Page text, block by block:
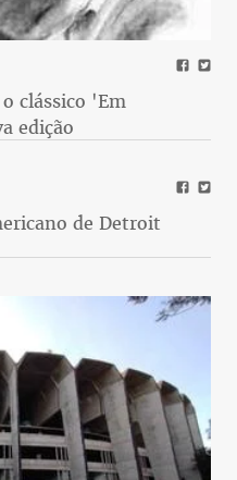
clássico 'Em
edição
de Detroit